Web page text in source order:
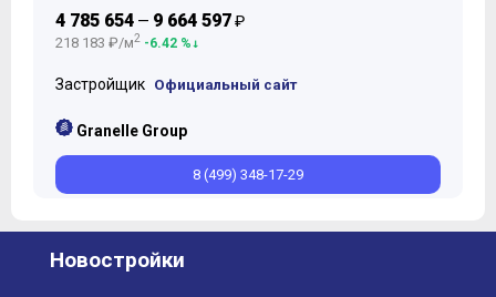
4 785 654 — 9 664 597₽
218 183 ₽/м2 -6.42 %
Застройщик Официальный сайт
Granelle Group
8 (499) 348-17-29
Новостройки